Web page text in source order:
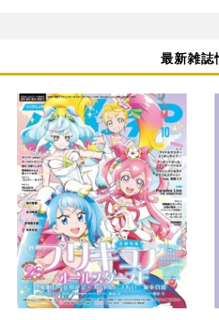
最新雑誌